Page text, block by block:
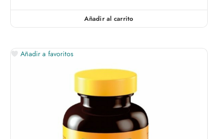
Añadir al carrito
Añadir a favoritos